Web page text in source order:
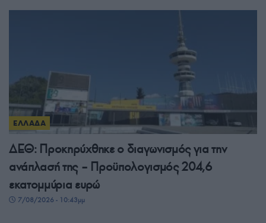
ΕΛΛΑΔΑ
ΔΕΘ: Προκηρύχθηκε ο διαγωνισμός για την
ανάπλασή της – Προϋπολογισμός 204,6
εκατομμύρια ευρώ
7/08/2026 - 10:43μμ